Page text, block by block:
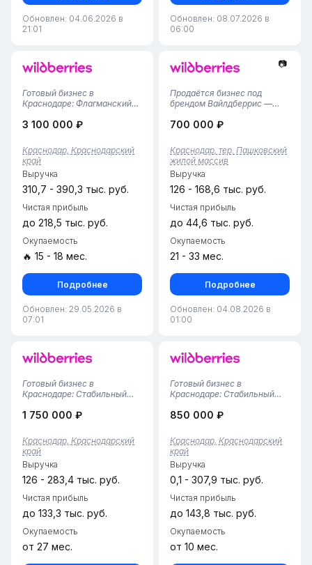
Обновлен: 04.06.2026 в
21:01
Обновлен: 08.07.2026 в
06:00
Готовый бизнес в
Краснодаре: Флагманский
года успеха!)Предлагаем к
самых мощных и
стабильных пунктов выдачи
заказов Wildberries в
Краснодаре. Это масш...
3 100 000 ₽
Краснодар, Краснодарский
край
Выручка
310,7 - 390,3 тыс. руб.
Чистая прибыль
до 218,5 тыс. руб.
Окупаемость
🔥 15 - 18 мес.
Подробнее
Обновлен: 29.05.2026 в
07:01
📷
Продаётся бизнес под
брендом Вайлдберрис —
28.02.2025 года. Отличная
ищет перспективное и
стабильное
направление.Основные
характеристики:Арендная
пла...
700 000 ₽
Краснодар, тер. Пашковский
жилой массив
Выручка
126 - 168,6 тыс. руб.
Чистая прибыль
до 44,6 тыс. руб.
Окупаемость
21 - 33 мес.
Подробнее
Обновлен: 04.08.2026 в
01:00
Готовый бизнес в
Краснодаре: Стабильный
Работает с ноября 2024
приобретению полностью
отлаженный и
перспективный пункт
выдачи заказов Wildberries в
Краснодар...
1 750 000 ₽
Краснодар, Краснодарский
край
Выручка
126 - 283,4 тыс. руб.
Чистая прибыль
до 133,3 тыс. руб.
Окупаемость
от 27 мес.
Готовый бизнес в
Краснодаре: Стабильный
Почти год
приобретению полностью
отлаженный и
перспективный пункт
выдачи заказов Wildberries в
одном из самых акт...
850 000 ₽
Краснодар, Краснодарский
край
Выручка
0,1 - 307,9 тыс. руб.
Чистая прибыль
до 143,8 тыс. руб.
Окупаемость
от 10 мес.